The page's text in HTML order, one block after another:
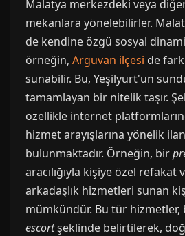
Malatya merkezdeki veya
mekanlara yönelebilirler.
de kendine özgü sosyal
örneğin, Arguvan ilçesi de
sunabilir. Bu, Yeşilyurt'un
tamamlayan bir nitelik taşır.
özellikle internet
hizmet arayışlarına yönelik
bulunmaktadır. Örneğin, bir
aracılığıyla kişiye özel refakat
arkadaşlık hizmetleri sunan
mümkündür. Bu tür hizmetler,
escortşeklinde belirtilerek,